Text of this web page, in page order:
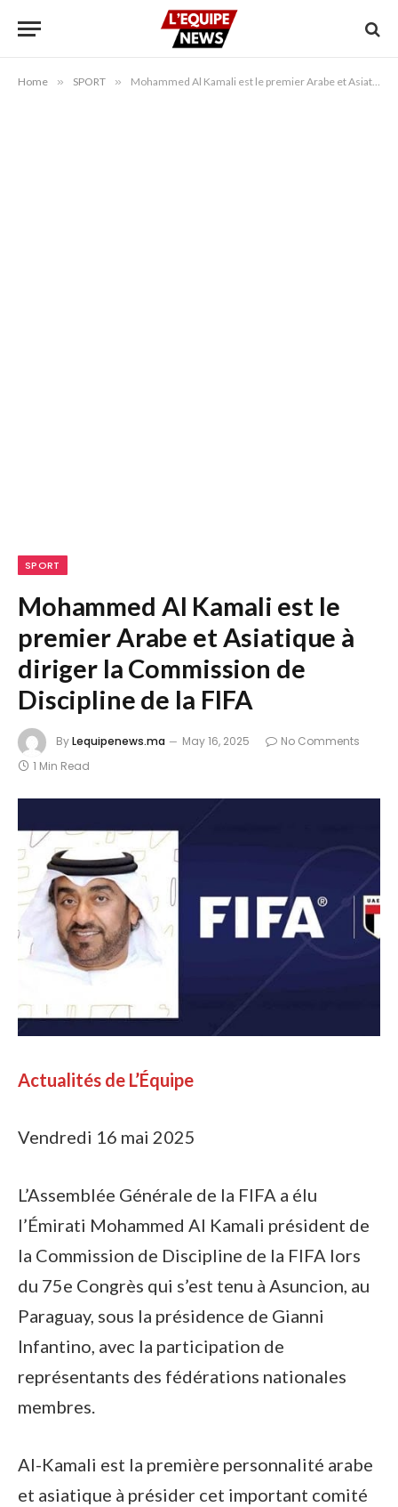
Home » SPORT » Mohammed Al Kamali est le premier Arabe et Asiatique à diriger la Commission de Discipline de la FIFA
SPORT
Mohammed Al Kamali est le
premier Arabe et Asiatique à
diriger la Commission de
Discipline de la FIFA
ByLequipenews.ma May 16, 2025
No Comments
1 Min Read
Actualités de L’Équipe
Vendredi 16 mai 2025
L’Assemblée Générale de la FIFA a élu
l’Émirati Mohammed Al Kamali président de
la Commission de Discipline de la FIFA lors
du 75e Congrès qui s’est tenu à Asuncion, au
Paraguay, sous la présidence de Gianni
Infantino, avec la participation de
représentants des fédérations nationales
membres.
Al-Kamali est la première personnalité arabe
et asiatique à présider cet important comité